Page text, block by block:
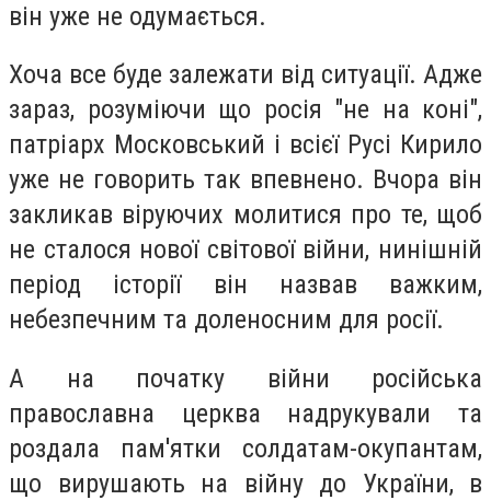
він уже не одумається.
Хоча все буде залежати від ситуації. Адже
зараз, розуміючи що росія "не на коні",
патріарх Московський і всієї Русі Кирило
уже не говорить так впевнено. Вчора він
закликав віруючих молитися про те, щоб
не сталося нової світової війни, нинішній
період історії він назвав важким,
небезпечним та доленосним для росії.
А на початку війни російська
православна церква надрукували та
роздала пам'ятки солдатам-окупантам,
що вирушають на війну до України, в